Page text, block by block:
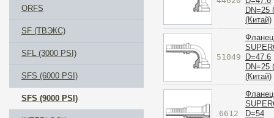
DN=25
(Китай)
51049
Фланец
D=47.6
DN=25
(Китай)
6612
Фланец
D=54
ORFS
SF (ТВЭКС)
SFL (3000 PSI)
SFS (6000 PSI)
SFS (9000 PSI)